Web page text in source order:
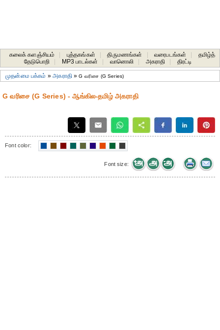
கலைக் களஞ்சியம் புத்தகங்கள் திருமணங்கள் வரைபடங்கள்
தமிழ்த்
தேடுபொறி
MP3 பாடல்கள் வானொலி அகராதி திரட்டி
முதன்மை பக்கம் »அகராதி»G வரிசை (G Series)
G வரிசை (G Series) - ஆங்கில-தமிழ் அகராதி
Font color:
Font size: